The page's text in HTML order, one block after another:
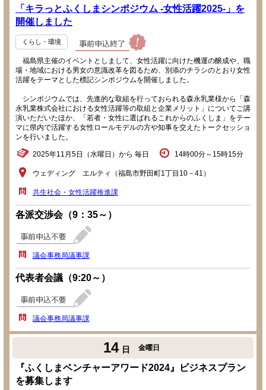
「キラっとふくしまシンポジウム -女性活躍2025-」を
開催しました
くらし・環境
福島県主催のイベントとしまして、女性活躍に向けた機運の醸成や、職
場・地域における男女の意識改革を図るため、別添のチラシのとおり女性
活躍をテーマとした標記シンポジウムを開催しました。
シンポジウムでは、先進的な取組を行っておられる森永乳業様から「森
永乳業株式会社における女性活躍等の取組と企業メリット」についてご講
演いただいたほか、「若者・女性に選ばれるこれからのふくしま」をテー
マに県内で活躍する女性ロールモデルの方や知事を交えたトークセッショ
ンを行いました。
2025年11月5日（水曜日）から 毎日 14時00分～15時15分
ウェディング エルティ（福島市野田町1丁目10－41）
共生社会・女性活躍推進課
各派交渉会（9：35～）
議会事務局議事課
代表者会議（9:20～）
議会事務局議事課
14 日 金曜日
『ふくしまベンチャーアワード2024』ビジネスプラン
を募集します